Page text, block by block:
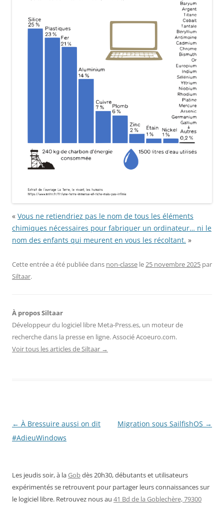
« Vous ne retiendriez pas le nom de tous les éléments
chimiques nécessaires pour fabriquer un ordinateur… ni le
nom des enfants qui meurent en vous les récoltant. »
Cette entrée a été publiée dans non-classe le25 novembre 2025 par
Siltaar.
À propos Siltaar
Développeur du logiciel libre Meta-Press.es, un moteur de
recherche dans la presse en ligne. Associé Acoeuro.com.
Voir tous les articles de Siltaar →
Navigation
des
← À Bressuire aussi on dit
#AdieuWindows
Migration sous SailfishOS →
Les jeudis soir, à laGobdès 20h30, débutants et utilisateurs
expérimentés se retrouvent pour partager leurs connaissances sur
le logiciel libre. Retrouvez nous au 41 Bd de la Goblechère, 79300